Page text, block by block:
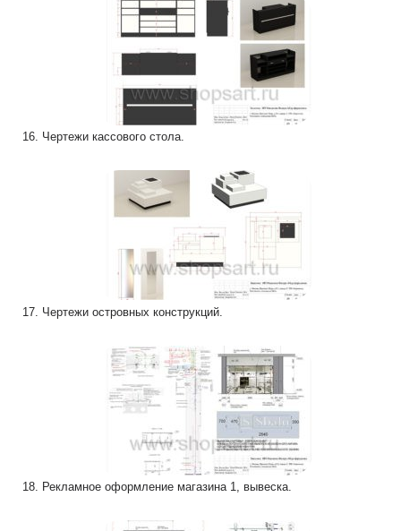
16. Чертежи кассового стола.
17. Чертежи островных конструкций.
18. Рекламное оформление магазина 1, вывеска.